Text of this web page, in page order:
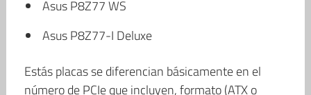
Asus P8Z77 WS
Asus P8Z77-I Deluxe
Estás placas se diferencian básicamente en el
número de PCIe que incluyen, formato (ATX o